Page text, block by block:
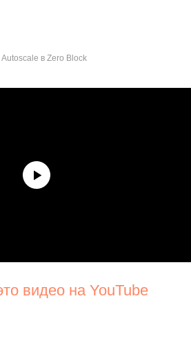
Autoscale в Zero Block
видео на YouTube